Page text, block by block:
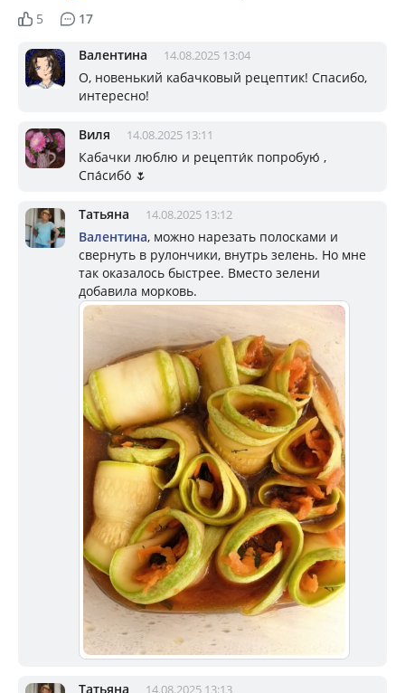
5 17
Валентина 14.08.2025 13:04
О, новенький кабачковый рецептик! Спасибо,
интересно!
Виля 14.08.2025 13:11
Кабачки люблю и рецепти́к попробую́ ,
Спа́сибо́ 🌷
Татьяна 14.08.2025 13:12
Валентина, можно нарезать полосками и
свернуть в рулончики, внутрь зелень. Но мне
так оказалось быстрее. Вместо зелени
добавила морковь.
Татьяна 14.08.2025 13:13